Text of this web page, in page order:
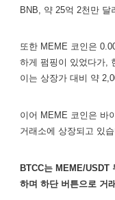
BNB, 약 25억 2천만 달
또한 MEME 코인은
하게 펌핑이 있었다가,
이는 상장가 대비 약
이어 MEME 코인은 바
거래소에 상장되고 있습
BTCC는 MEME/USDT
하며 하단 버튼으로 거